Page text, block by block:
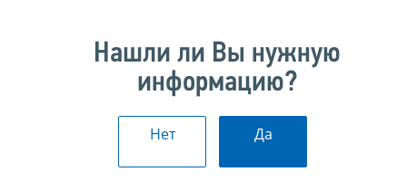
Нашли ли Вы нужную
информацию?
Нет Да